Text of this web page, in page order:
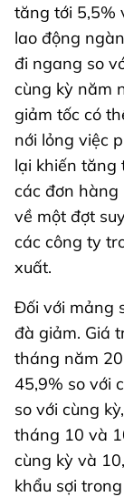
tăng tới 5,5%
lao động
đi ngang so
cùng kỳ năm
giảm tốc có
nới lỏng việc
lại khiến tăng
các đơn hàng
về một đợt
các công ty
xuất.
Đối với mảng
đà giảm. Giá
tháng năm
45,9% so với
so với cùng
tháng 10 và
cùng kỳ và
khẩu sợi